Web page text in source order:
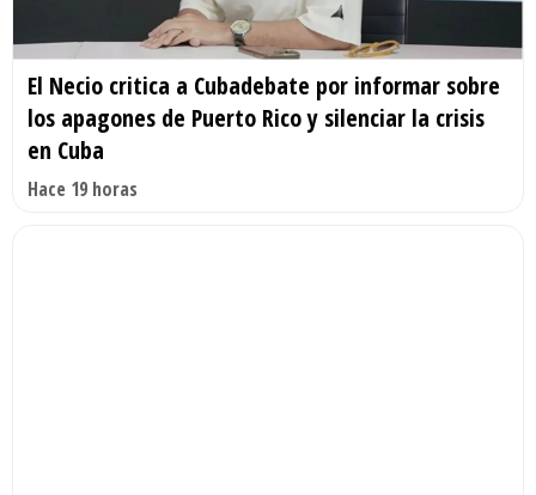
El Necio critica a Cubadebate por informar sobre
los apagones de Puerto Rico y silenciar la crisis
en Cuba
Hace 19 horas